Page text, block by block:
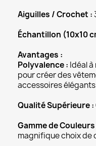
Aiguilles / Crochet :
Échantillon (10x10
Avantages :
Polyvalence : Idéal
pour créer des
accessoires
Qualité Supérieure :
Gamme de Couleurs
magnifique choix de